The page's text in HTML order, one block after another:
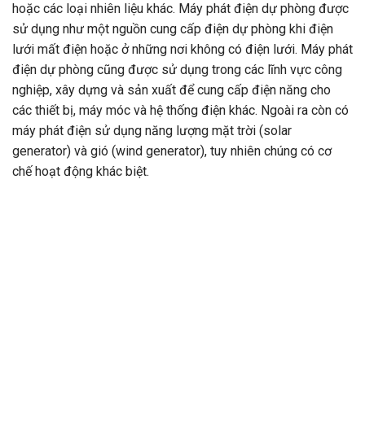
hoặc các loại nhiên liệu khác. Máy phát điện dự phòng được
sử dụng như một nguồn cung cấp điện dự phòng khi điện
lưới mất điện hoặc ở những nơi không có điện lưới. Máy phát
điện dự phòng cũng được sử dụng trong các lĩnh vực công
nghiệp, xây dựng và sản xuất để cung cấp điện năng cho
các thiết bị, máy móc và hệ thống điện khác. Ngoài ra còn có
máy phát điện sử dụng năng lượng mặt trời (solar
generator) và gió (wind generator), tuy nhiên chúng có cơ
chế hoạt động khác biệt.